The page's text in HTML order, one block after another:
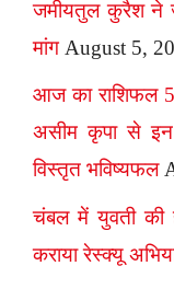
जमीयतुल कुरैश ने
मांग August 5,
आज का राशिफल
असीम कृपा से इन
विस्तृत भविष्यफल
चंबल में युवती की
कराया रेस्क्यू